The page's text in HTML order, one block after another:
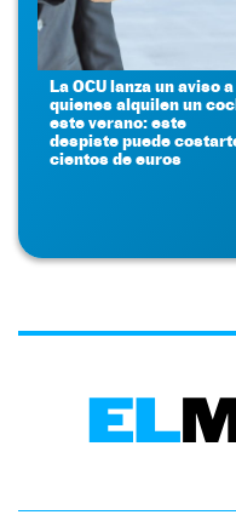
La OCU lanza un aviso a
quienes alquilen un
este verano: este
despiste puede
cientos de euros